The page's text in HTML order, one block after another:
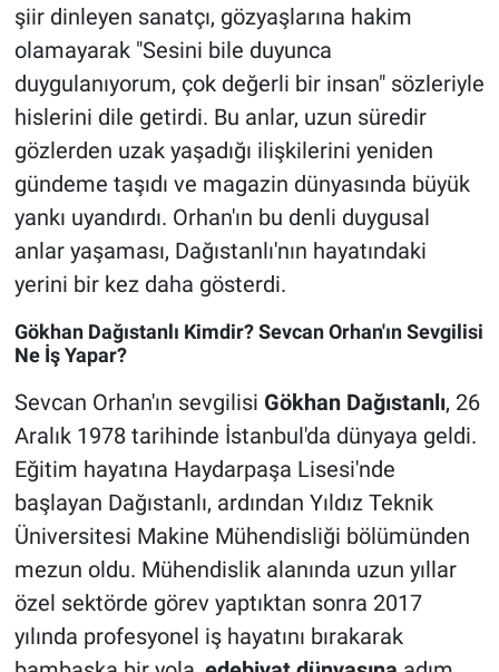
şiir dinleyen sanatçı, gözyaşlarına hakim
olamayarak "Sesini bile duyunca
duygulanıyorum, çok değerli bir insan" sözleriyle
hislerini dile getirdi. Bu anlar, uzun süredir
gözlerden uzak yaşadığı ilişkilerini yeniden
gündeme taşıdı ve magazin dünyasında büyük
yankı uyandırdı. Orhan'ın bu denli duygusal
anlar yaşaması, Dağıstanlı'nın hayatındaki
yerini bir kez daha gösterdi.
Gökhan Dağıstanlı Kimdir? Sevcan Orhan'ın Sevgilisi
Ne İş Yapar?
Sevcan Orhan'ın sevgilisi Gökhan Dağıstanlı, 26
Aralık 1978 tarihinde İstanbul'da dünyaya geldi.
Eğitim hayatına Haydarpaşa Lisesi'nde
başlayan Dağıstanlı, ardından Yıldız Teknik
Üniversitesi Makine Mühendisliği bölümünden
mezun oldu. Mühendislik alanında uzun yıllar
özel sektörde görev yaptıktan sonra 2017
yılında profesyonel iş hayatını bırakarak